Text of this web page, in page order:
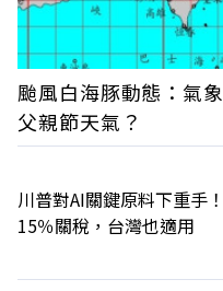
颱風白海豚動態：氣
父親節天氣？
川普對AI關鍵原料下重手
15％關稅，台灣也適用